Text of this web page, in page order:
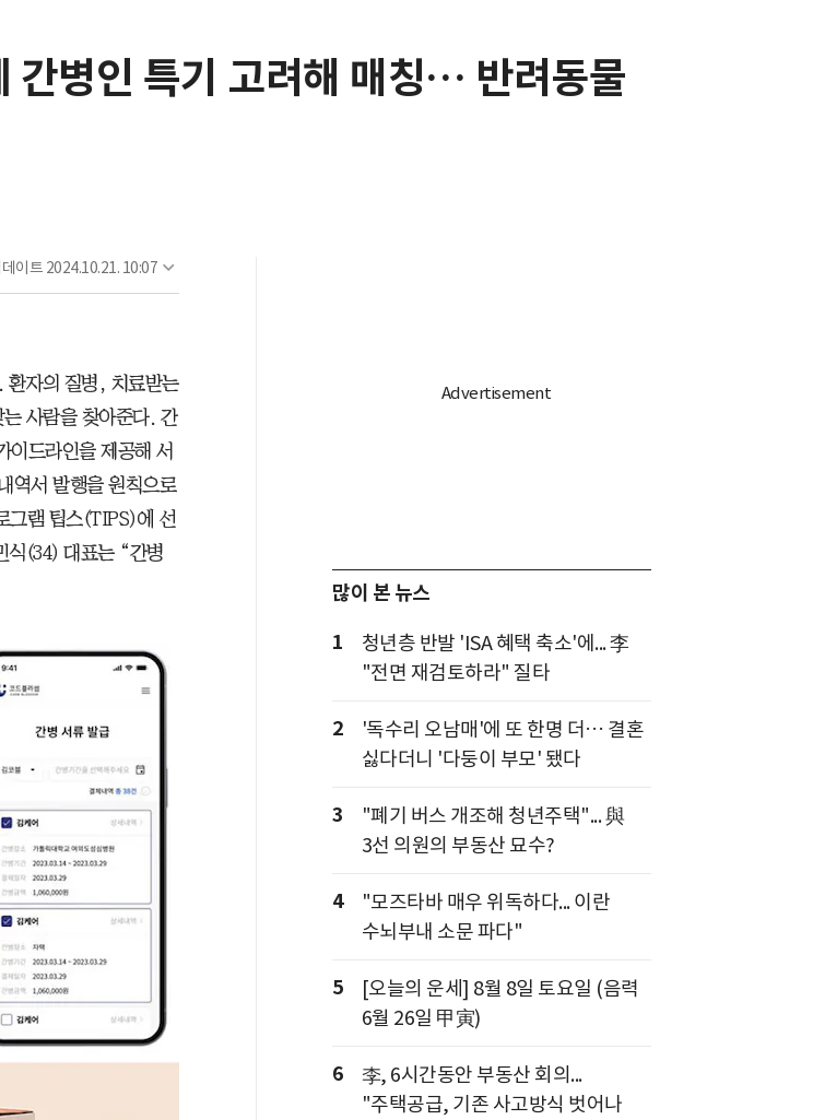
간병인 특기 고려해 매칭… 반려동물
이트 2024.10.21. 10:07
환자의 질병, 치료받는
사람을 찾아준다. 간
이드라인을 제공해 서
역서 발행을 원칙으로
그램 팁스(TIPS)에 선
식(34) 대표는 “간병
많이 본 뉴스
1
청년층 반발 'ISA 혜택 축소'에... 李
"전면 재검토하라" 질타
2
'독수리 오남매'에 또 한명 더… 결혼
싫다더니 '다둥이 부모' 됐다
3
"폐기 버스 개조해 청년주택"... 與
3선 의원의 부동산 묘수?
4
"모즈타바 매우 위독하다... 이란
수뇌부내 소문 파다"
5
[오늘의 운세] 8월 8일 토요일 (음력
6월 26일 甲寅)
6
李, 6시간동안 부동산 회의...
"주택공급, 기존 사고방식 벗어나